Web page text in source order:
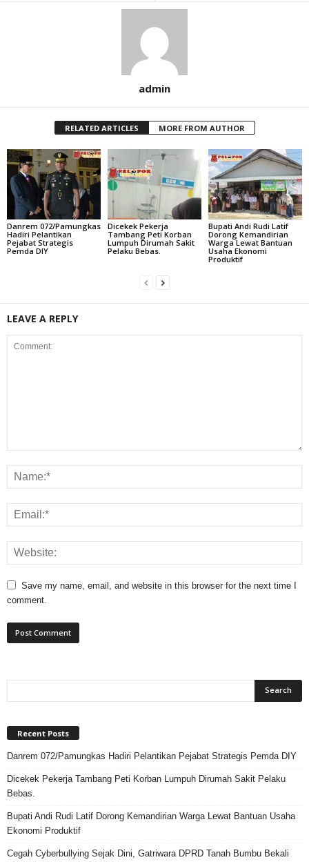
admin
RELATED ARTICLES MORE FROM AUTHOR
Danrem 072/Pamungkas
Hadiri Pelantikan
Pejabat Strategis
Pemda DIY
Dicekek Pekerja
Tambang Peti Korban
Lumpuh Dirumah Sakit
Pelaku Bebas.
Bupati Andi Rudi Latif
Dorong Kemandirian
Warga Lewat Bantuan
Usaha Ekonomi
Produktif
LEAVE A REPLY
Save my name, email, and website in this browser for the next time I
comment.
Recent Posts
Danrem 072/Pamungkas Hadiri Pelantikan Pejabat Strategis Pemda DIY
Dicekek Pekerja Tambang Peti Korban Lumpuh Dirumah Sakit Pelaku
Bebas.
Bupati Andi Rudi Latif Dorong Kemandirian Warga Lewat Bantuan Usaha
Ekonomi Produktif
Cegah Cyberbullying Sejak Dini, Gatriwara DPRD Tanah Bumbu Bekali